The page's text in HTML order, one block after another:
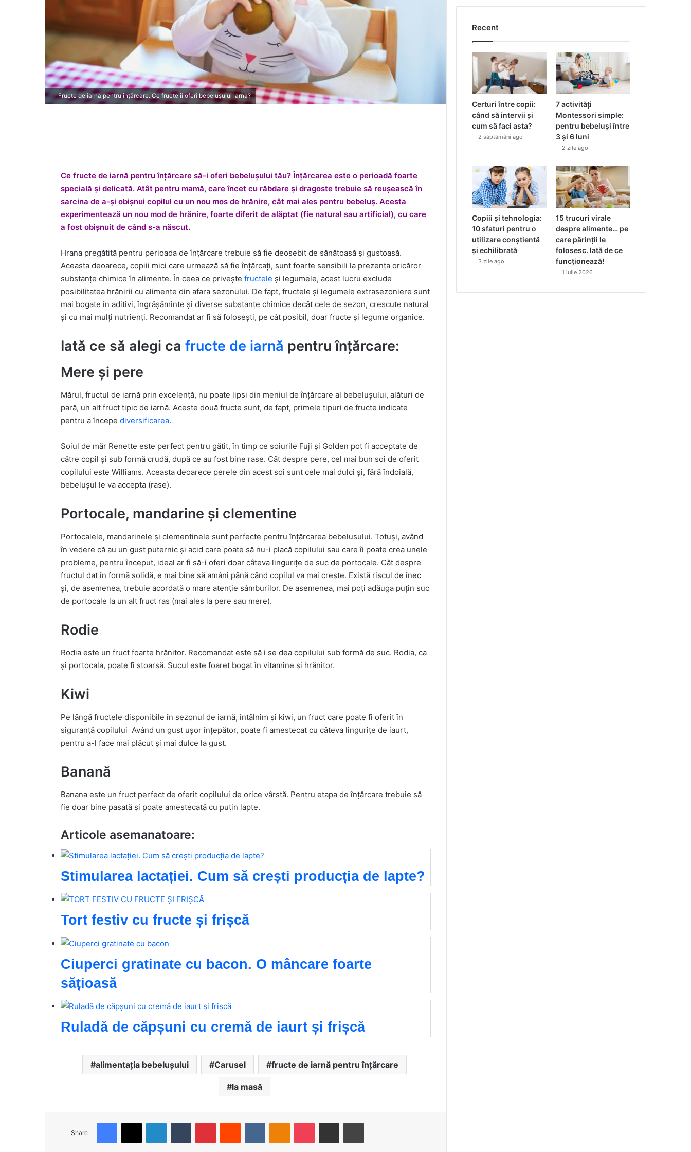
Fructe de iarnă pentru înțărcare. Ce fructe îi oferi bebelușului iarna?
Ce fructe de iarnă pentru înțărcare să-i oferi bebelușului tău? Înțărcarea este o perioadă foarte
specială și delicată. Atât pentru mamă, care încet cu răbdare și dragoste trebuie să reușească în
sarcina de a-și obișnui copilul cu un nou mos de hrănire, cât mai ales pentru bebeluș. Acesta
experimentează un nou mod de hrănire, foarte diferit de alăptat (fie natural sau artificial), cu care
a fost obișnuit de când s-a născut.
Hrana pregătită pentru perioada de înțărcare trebuie să fie deosebit de sănătoasă și gustoasă.
Aceasta deoarece, copiii mici care urmează să fie înțărcați, sunt foarte sensibili la prezența oricăror
substanțe chimice în alimente. În ceea ce privește fructele și legumele, acest lucru exclude
posibilitatea hrănirii cu alimente din afara sezonului. De fapt, fructele și legumele extrasezoniere sunt
mai bogate în aditivi, îngrășăminte și diverse substanțe chimice decât cele de sezon, crescute natural
și cu mai mulți nutrienți. Recomandat ar fi să folosești, pe cât posibil, doar fructe și legume organice.
Iată ce să alegi ca fructe de iarnă pentru înțărcare:
Mere și pere
Mărul, fructul de iarnă prin excelență, nu poate lipsi din meniul de înțărcare al bebelușului, alături de
pară, un alt fruct tipic de iarnă. Aceste două fructe sunt, de fapt, primele tipuri de fructe indicate
pentru a începe diversificarea.
Soiul de măr Renette este perfect pentru gătit, în timp ce soiurile Fuji și Golden pot fi acceptate de
către copil și sub formă crudă, după ce au fost bine rase. Cât despre pere, cel mai bun soi de oferit
copilului este Williams. Aceasta deoarece perele din acest soi sunt cele mai dulci și, fără îndoială,
bebelușul le va accepta (rase).
Portocale, mandarine și clementine
Portocalele, mandarinele și clementinele sunt perfecte pentru înțărcarea bebelusului. Totuși, având
în vedere că au un gust puternic și acid care poate să nu-i placă copilului sau care îi poate crea unele
probleme, pentru început, ideal ar fi să-i oferi doar câteva lingurițe de suc de portocale. Cât despre
fructul dat în formă solidă, e mai bine să amâni până când copilul va mai crește. Există riscul de înec
și, de asemenea, trebuie acordată o mare atenție sâmburilor. De asemenea, mai poți adăuga puțin suc
de portocale la un alt fruct ras (mai ales la pere sau mere).
Rodie
Rodia este un fruct foarte hrănitor. Recomandat este să i se dea copilului sub formă de suc. Rodia, ca
și portocala, poate fi stoarsă. Sucul este foaret bogat în vitamine și hrănitor.
Kiwi
Pe lângă fructele disponibile în sezonul de iarnă, întâlnim și kiwi, un fruct care poate fi oferit în
siguranță copilului Având un gust ușor înțepător, poate fi amestecat cu câteva lingurițe de iaurt,
pentru a-l face mai plăcut și mai dulce la gust.
Banană
Banana este un fruct perfect de oferit copilului de orice vârstă. Pentru etapa de înțărcare trebuie să
fie doar bine pasată și poate amestecată cu puțin lapte.
Articole asemanatoare:
Stimularea lactației. Cum să crești producția de lapte?
Tort festiv cu fructe și frișcă
Ciuperci gratinate cu bacon. O mâncare foarte
sățioasă
Ruladă de căpșuni cu cremă de iaurt și frișcă
alimentația bebelușului Carusel fructe de iarnă pentru înțărcare
la masă
Share
Recent
Certuri între copii:
când să intervii și
cum să faci asta?
2 săptămâni ago
7 activități
Montessori simple:
pentru bebeluși între
3 și 6 luni
2 zile ago
Copiii și tehnologia:
10 sfaturi pentru o
utilizare conștientă
și echilibrată
3 zile ago
15 trucuri virale
despre alimente… pe
care părinții le
folosesc. Iată de ce
funcționează!
1 iulie 2026